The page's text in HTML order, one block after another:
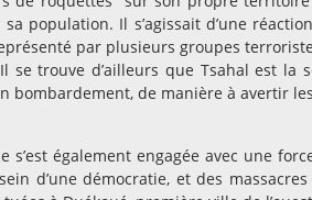
population. Il s’agissait d’une
par plusieurs groupes
trouve d’ailleurs que Tsahal est la
bombardement, de manière à avertir
s’est également engagée avec une
d’une démocratie, et des